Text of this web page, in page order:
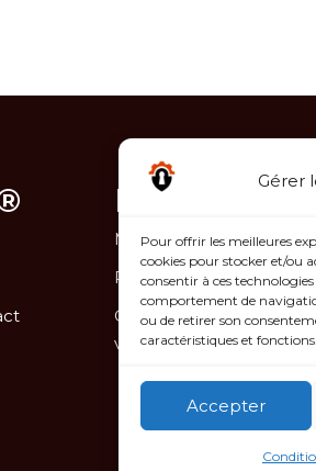
Gérer
Pour offrir les meilleures
cookies pour stocker et/ou
consentir à ces
comportement de
ou de retirer son
caractéristiques et fonctions.
Accepter
Mentions légales
Politique de
Conditions générales de
vente